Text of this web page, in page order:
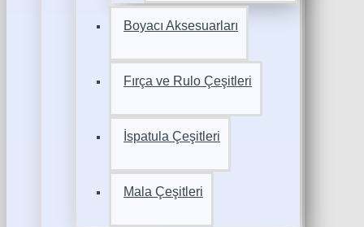
Boyacı Aksesuarları
Fırça ve Rulo Çeşitleri
İspatula Çeşitleri
Mala Çeşitleri